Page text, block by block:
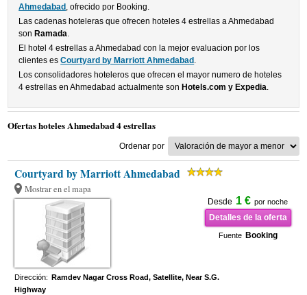
Ahmedabad , ofrecido por Booking.
Las cadenas hoteleras que ofrecen hoteles 4 estrellas a Ahmedabad
son Ramada.
El hotel 4 estrellas a Ahmedabad con la mejor evaluacion por los
clientes esCourtyard by Marriott Ahmedabad .
Los consolidadores hoteleros que ofrecen el mayor numero de hoteles
4 estrellas en Ahmedabad actualmente son Hotels.com y Expedia.
Ofertas hoteles Ahmedabad 4 estrellas
Ordenar por
Courtyard by Marriott Ahmedabad
Mostrar en el mapa
Desde 1 € por noche
Detalles de la oferta
Fuente Booking
Dirección: Ramdev Nagar Cross Road, Satellite, Near S.G.
Highway